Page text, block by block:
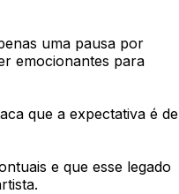
uma pausa por
emocionantes para
que a expectativa é de
e que esse legado